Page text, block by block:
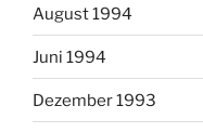
August 1994
Juni 1994
Dezember 1993